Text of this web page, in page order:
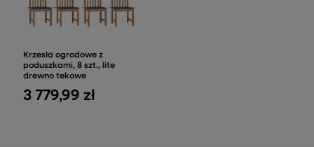
Krzesła ogrodowe z
poduszkami, 8 szt., lite
drewno tekowe
3 779,99 zł